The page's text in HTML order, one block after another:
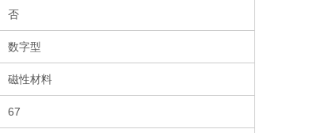
否
数字型
磁性材料
67